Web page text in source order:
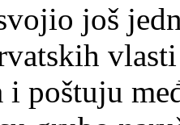
još
poštuju